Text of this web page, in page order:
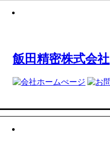
飯田精密株式会社